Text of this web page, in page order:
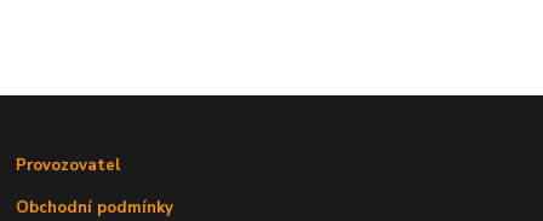
Provozovatel
Obchodní podmínky